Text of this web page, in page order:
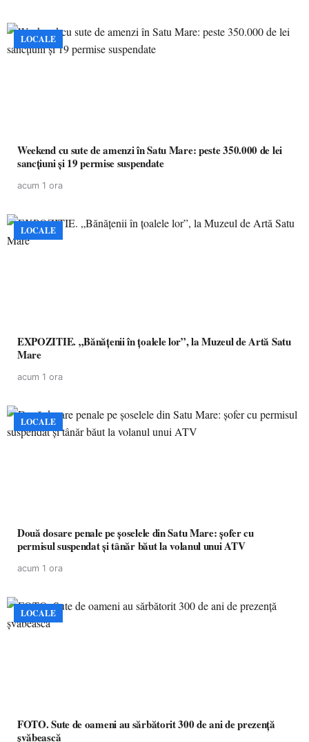
LOCALE
Weekend cu sute de amenzi în Satu Mare: peste 350.000 de lei
sancțiuni și 19 permise suspendate
acum 1 ora
LOCALE
EXPOZITIE. „Bănățenii în țoalele lor”, la Muzeul de Artă Satu
Mare
acum 1 ora
LOCALE
Două dosare penale pe șoselele din Satu Mare: șofer cu
permisul suspendat și tânăr băut la volanul unui ATV
acum 1 ora
LOCALE
FOTO. Sute de oameni au sărbătorit 300 de ani de prezență
șvăbească